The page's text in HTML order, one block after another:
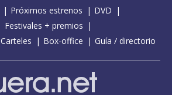
Próximos estrenos
DVD
Festivales + premios
Carteles Box-office Guía / directorio